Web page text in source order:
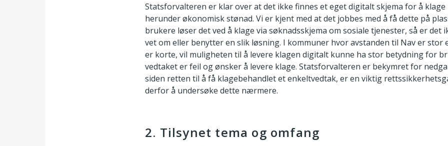
Statsforvalteren er klar over at det ikke finnes et eget digitalt skjema for å
herunder økonomisk stønad. Vi er kjent med at det jobbes med å få dette på
brukere løser det ved å klage via søknadsskjema om sosiale tjenester, så er det
vet om eller benytter en slik løsning. I kommuner hvor avstanden til Nav er stor
er korte, vil muligheten til å levere klagen digitalt kunne ha stor betydning for
vedtaket er feil og ønsker å levere klage. Statsforvalteren er bekymret for
siden retten til å få klagebehandlet et enkeltvedtak, er en viktig
derfor å undersøke dette nærmere.
2. Tilsynet tema og omfang